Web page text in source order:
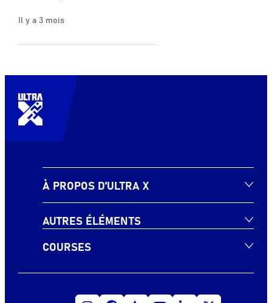
Il y a 3 mois
À PROPOS D'ULTRA X
AUTRES ÉLÉMENTS
COURSES